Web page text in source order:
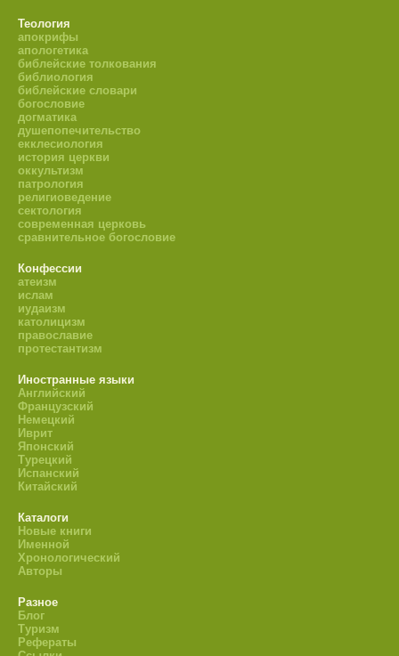
Теология
апокрифы
апологетика
библейские толкования
библиология
библейские словари
богословие
догматика
душепопечительство
екклесиология
история церкви
оккультизм
патрология
религиоведение
сектология
современная церковь
сравнительное богословие
Конфессии
атеизм
ислам
иудаизм
католицизм
православие
протестантизм
Иностранные языки
Английский
Французский
Немецкий
Иврит
Японский
Турецкий
Испанский
Китайский
Каталоги
Новые книги
Именной
Хронологический
Авторы
Разное
Блог
Туризм
Рефераты